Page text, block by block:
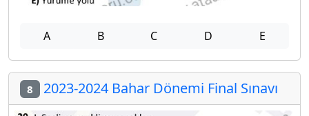
A B C D E
8 2023-2024 Bahar Dönemi Final Sınavı